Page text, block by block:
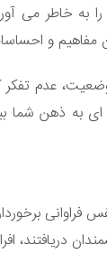
از اطلاعات را به
مفاهیم و
عدم
به ذهن شما
فراوانی
«کورنل»،